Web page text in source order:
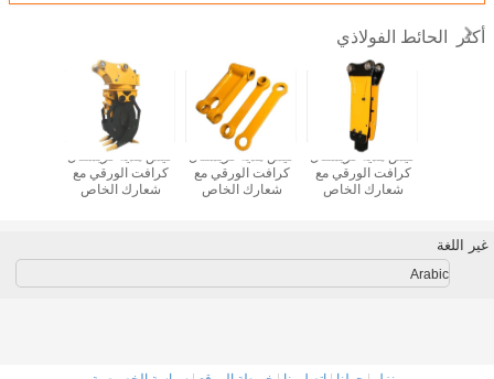
أكثر الحائط الفولاذي
كيس هدية كريستال
كرافت الورقي مع
شعارك الخاص
كيس هدية كريستال
كرافت الورقي مع
شعارك الخاص
كيس هدية كريستال
كرافت الورقي مع
شعارك الخاص
غير اللغة
Arabic